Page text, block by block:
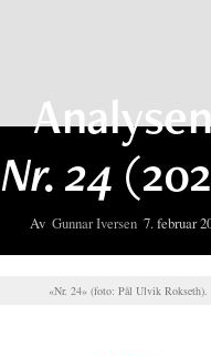
Nr. 24
Av Gunnar Iversen 7. februar
«Nr. 24» (foto: Pål Ulvik Rokseth).